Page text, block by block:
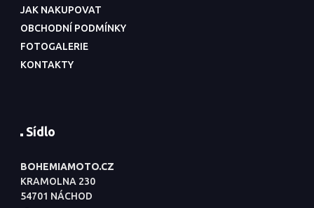
JAK NAKUPOVAT
OBCHODNÍ PODMÍNKY
FOTOGALERIE
KONTAKTY
Sídlo
BOHEMIAMOTO.CZ
KRAMOLNA 230
54701 NÁCHOD